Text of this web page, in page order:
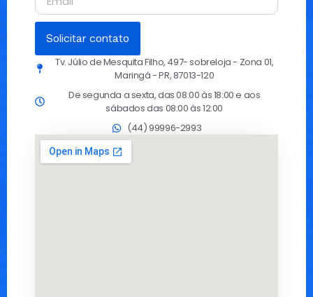
Solicitar contato
Tv. Júlio de Mesquita Filho, 497- sobreloja - Zona 01,
Maringá - PR, 87013-120
De segunda a sexta, das 08:00 às 18:00 e aos
sábados das 08:00 às 12:00
(44) 99996-2993